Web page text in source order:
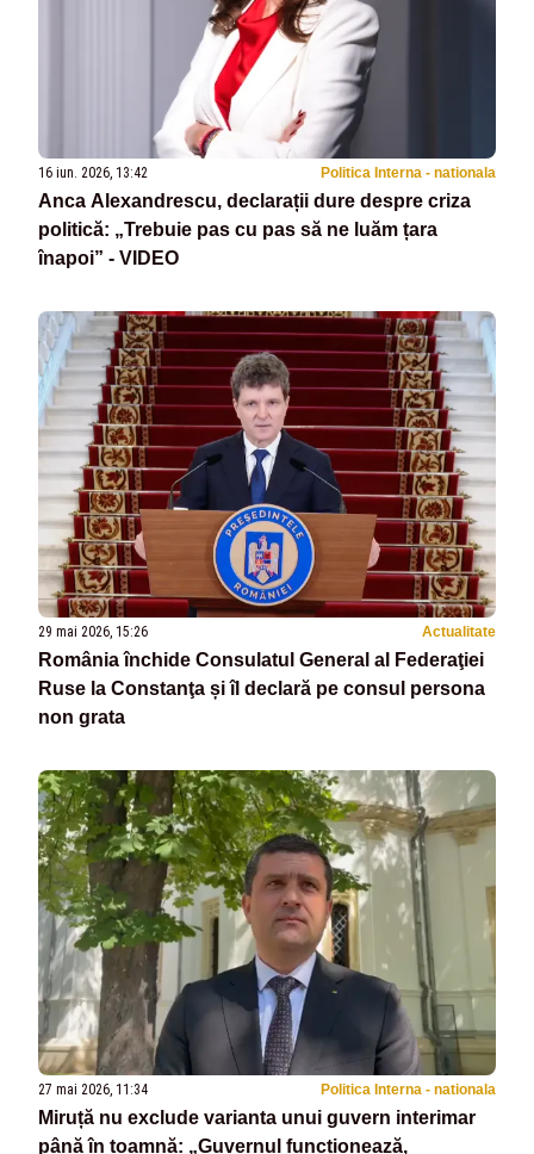
16 iun. 2026, 13:42 Politica Interna - nationala
Anca Alexandrescu, declarații dure despre criza
politică: „Trebuie pas cu pas să ne luăm țara
înapoi” - VIDEO
29 mai 2026, 15:26 Actualitate
România închide Consulatul General al Federaţiei
Ruse la Constanţa și îl declară pe consul persona
non grata
27 mai 2026, 11:34 Politica Interna - nationala
Miruță nu exclude varianta unui guvern interimar
până în toamnă: „Guvernul funcționează,